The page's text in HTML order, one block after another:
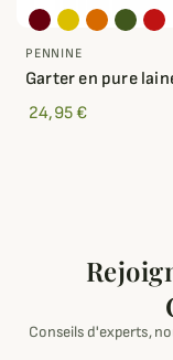
PENNINE
Garter en pure
24,95 €
Conseils d'experts,